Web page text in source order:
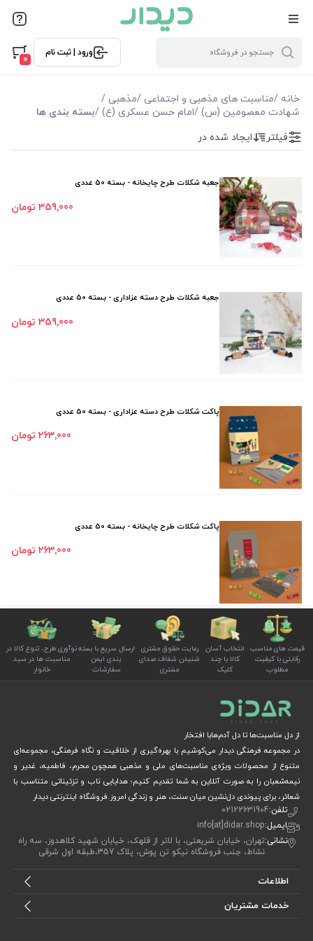
ورود | ثبت نام
0
خانه /مناسبت های مذهبی و اجتماعی /مذهبی /
شهادت معصومین (س) /امام حسن عسکری (ع) /بسته بندی ها
فیلتر بر اساس قیمت
فیلترها
نمایش همه محصولات
فیلتر ایجاد شده در
جعبه شکلات طرح چایخانه - بسته 50 عددی
359٬000 تومان
جعبه شکلات طرح دسته عزاداری - بسته 50 عددی
359٬000 تومان
پاکت شکلات طرح دسته عزاداری - بسته 50 عددی
263٬000 تومان
پاکت شکلات طرح چایخانه - بسته 50 عددی
263٬000 تومان
قیمت های مناسب
رقابتی با کیفیت
مطلوب
انتخاب آسان
کالا با چند
کلیک
رعایت حقوق مشتری
شنیدن شفاف صدای
مشتری
ارسال سریع با بسته
بندی ایمن
سفارشات
نوآوری طرح، تنوع کالا در
مناسبت ها در سبد
خانوار
از دل مناسبت‌ها تا دل آدم‌هابا افتخار
در مجموعه فرهنگی دیدار می‌کوشیم با بهره‌گیری از خلاقیت و نگاه فرهنگی، مجموعه‌ای
متنوع از محصولات ویژه‌ی مناسبت‌های ملی و مذهبی همچون محرم، فاطمیه، غدیر و
نیمه‌شعبان را به صورت آنلاین به شما تقدیم کنیم؛ هدایایی ناب و تزئیناتی متناسب با
شعائر، برای پیوندی دل‌نشین میان سنت، هنر و زندگی امروز.فروشگاه اینترنتی دیدار
تلفن:02122631904
ایمیل:info[at]didar.shop
نشانی:تهران، خیابان شریعتی، با لاتر از قلهک، خیابان شهید کلاهدوز، سه راه
نشاط، جنب فروشگاه نیکو تن پوش، پلاک 357،طبقه اول شرقی
اطلاعات
خدمات مشتریان